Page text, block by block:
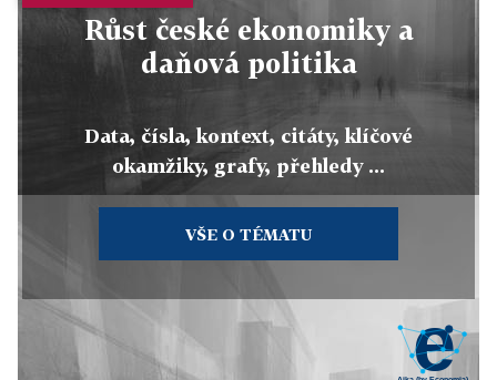
Růst české ekonomiky a
daňová politika
Data, čísla, kontext, citáty, klíčové
okamžiky, grafy, přehledy ...
VŠE O TÉMATU